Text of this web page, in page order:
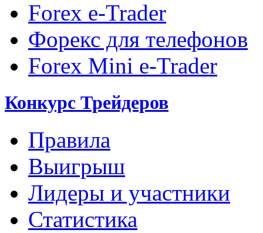
Forex e-Trader
Форекс для телефонов
Forex Mini e-Trader
Конкурс Трейдеров
Правила
Выигрыш
Лидеры и участники
Статистика